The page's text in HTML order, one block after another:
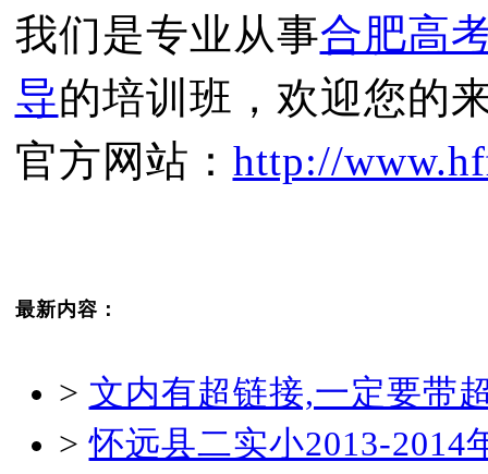
我们是专业从事合肥高
导的培训班，欢迎您的
官方网站： http://
最新内容：
> 文内有超链接,一定要带
>怀远县二实小2013-2014